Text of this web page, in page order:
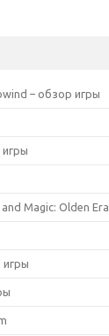
– обзор игры
Magic: Olden Era
игры